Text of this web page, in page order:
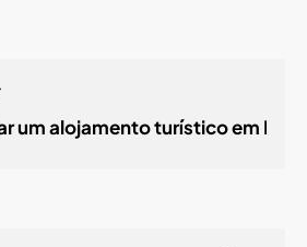
um alojamento turístico em La